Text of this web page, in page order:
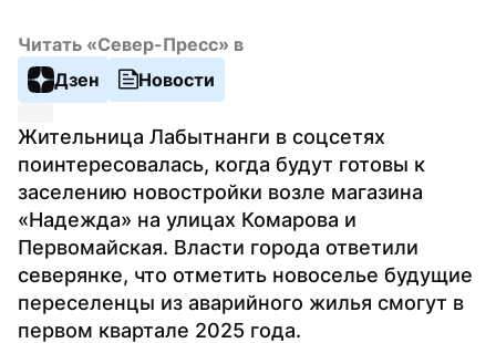
Читать «Север-Пресс» в
Дзен
Новости
Жительница Лабытнанги в соцсетях
поинтересовалась, когда будут готовы к
заселению новостройки возле магазина
«Надежда» на улицах Комарова и
Первомайская. Власти города ответили
северянке, что отметить новоселье будущие
переселенцы из аварийного жилья смогут в
первом квартале 2025 года.